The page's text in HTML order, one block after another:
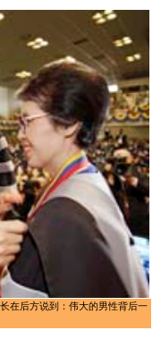
在后方说到：伟大的男性背后一